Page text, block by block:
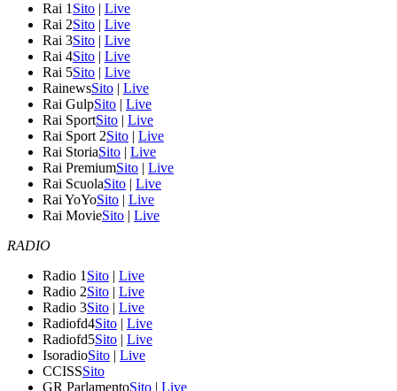
Rai 1 Sito | Live
Rai 2Sito | Live
Rai 3Sito | Live
Rai 4Sito | Live
Rai 5Sito | Live
RainewsSito | Live
Rai GulpSito | Live
Rai SportSito | Live
Rai Sport 2Sito | Live
Rai StoriaSito | Live
Rai PremiumSito | Live
Rai ScuolaSito | Live
Rai YoYoSito | Live
Rai MovieSito | Live
RADIO
Radio 1 Sito | Live
Radio 2Sito | Live
Radio 3Sito | Live
Radiofd4Sito | Live
Radiofd5Sito | Live
IsoradioSito | Live
CCISSSito
GR ParlamentoSito | Live